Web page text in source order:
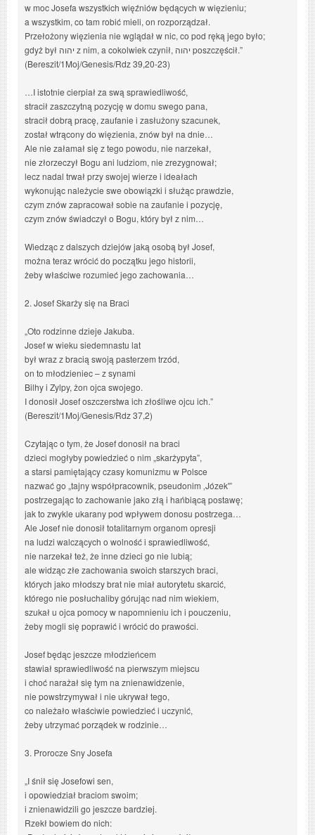
w moc Josefa wszystkich więźniów będących w więzieniu;
a wszystkim, co tam robić mieli, on rozporządzał.
Przełożony więzienia nie wglądał w nic, co pod ręką jego było;
gdyż był יהוה z nim, a cokolwiek czynił, יהוה poszczęścił.”
(Bereszit/1Moj/Genesis/Rdz 39,20-23)
…I istotnie cierpiał za swą sprawiedliwość,
stracił zaszczytną pozycję w domu swego pana,
stracił dobrą pracę, zaufanie i zasłużony szacunek,
został wtrącony do więzienia, znów był na dnie…
Ale nie załamał się z tego powodu, nie narzekał,
nie złorzeczył Bogu ani ludziom, nie zrezygnował;
lecz nadal trwał przy swojej wierze i ideałach
wykonując należycie swe obowiązki i służąc prawdzie,
czym znów zapracował sobie na zaufanie i pozycję,
czym znów świadczył o Bogu, który był z nim…
Wiedząc z dalszych dziejów jaką osobą był Josef,
można teraz wrócić do początku jego historii,
żeby właściwe rozumieć jego zachowania…
2. Josef Skarży się na Braci
„Oto rodzinne dzieje Jakuba.
Josef w wieku siedemnastu lat
był wraz z bracią swoją pasterzem trzód,
on to młodzieniec – z synami
Bilhy i Zylpy, żon ojca swojego.
I donosił Josef oszczerstwa ich złośliwe ojcu ich.”
(Bereszit/1Moj/Genesis/Rdz 37,2)
Czytając o tym, że Josef donosił na braci
dzieci mogłyby powiedzieć o nim „skarżypyta”,
a starsi pamiętający czasy komunizmu w Polsce
nazwać go „tajny współpracownik, pseudonim ‚Józek'”
postrzegając to zachowanie jako złą i hańbiącą postawę;
jak to zwykle ukarany pod wpływem donosu postrzega…
Ale Josef nie donosił totalitarnym organom opresji
na ludzi walczących o wolność i sprawiedliwość,
nie narzekał też, że inne dzieci go nie lubią;
ale widząc złe zachowania swoich starszych braci,
których jako młodszy brat nie miał autorytetu skarcić,
którego nie posłuchaliby górując nad nim wiekiem,
szukał u ojca pomocy w napomnieniu ich i pouczeniu,
żeby mogli się poprawić i wrócić do prawości.
Josef będąc jeszcze młodzieńcem
stawiał sprawiedliwość na pierwszym miejscu
i choć narażał się tym na znienawidzenie,
nie powstrzymywał i nie ukrywał tego,
co należało właściwie powiedzieć i uczynić,
żeby utrzymać porządek w rodzinie…
3. Prorocze Sny Josefa
„I śnił się Josefowi sen,
i opowiedział braciom swoim;
i znienawidzili go jeszcze bardziej.
Rzekł bowiem do nich: